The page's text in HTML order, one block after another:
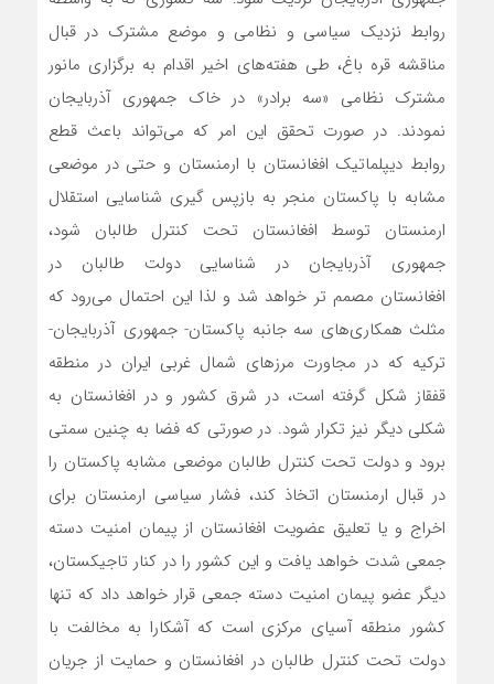
روابط نزدیک سیاسی و نظامی و موضع مشترک در قبال
مناقشه قره باغ، طی هفته‌های اخیر اقدام به برگزاری مانور
مشترک نظامی «سه برادر» در خاک جمهوری آذربایجان
نمودند. در صورت تحقق این امر که می‌‌تواند باعث قطع
روابط دیپلماتیک افغانستان با ارمنستان و حتی در موضعی
مشابه با پاکستان منجر به بازپس گیری شناسایی استقلال
ارمنستان توسط افغانستان تحت کنترل طالبان شود،
جمهوری آذربایجان در شناسایی دولت طالبان در
افغانستان مصمم تر خواهد شد و لذا این احتمال می‌‌رود که
مثلث همکاری‌های سه جانبه پاکستان- جمهوری آذربایجان-
ترکیه که در مجاورت مرزهای شمال غربی ایران در منطقه
قفقاز شکل گرفته است، در شرق کشور و در افغانستان به
شکلی دیگر نیز تکرار شود. در صورتی که فضا به چنین سمتی
برود و دولت تحت کنترل طالبان موضعی مشابه پاکستان را
در قبال ارمنستان اتخاذ کند، فشار سیاسی ارمنستان برای
اخراج و یا تعلیق عضویت افغانستان از پیمان امنیت دسته
جمعی شدت خواهد یافت و این کشور را در کنار تاجیکستان،
دیگر عضو پیمان امنیت دسته جمعی قرار خواهد داد که تنها
کشور منطقه آسیای مرکزی است که آشکارا به مخالفت با
دولت تحت کنترل طالبان در افغانستان و حمایت از جریان